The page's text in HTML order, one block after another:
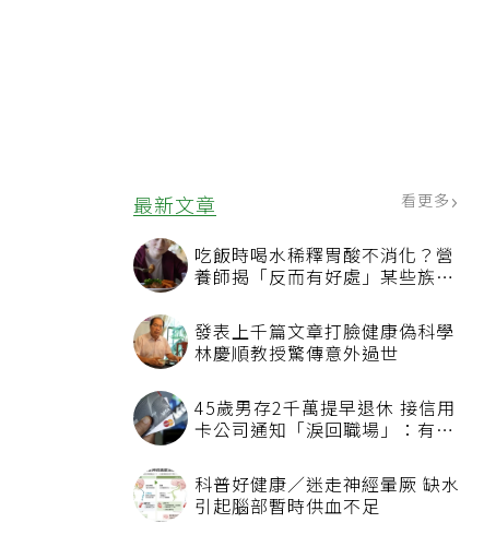
最新文章 看更多
吃飯時喝水稀釋胃酸不消化？營
養師揭「反而有好處」某些族群
發表上千篇文章打臉健康偽科學
林慶順教授驚傳意外過世
45歲男存2千萬提早退休 接信用
卡公司通知「淚回職場」：有錢
科普好健康／迷走神經暈厥 缺水
引起腦部暫時供血不足